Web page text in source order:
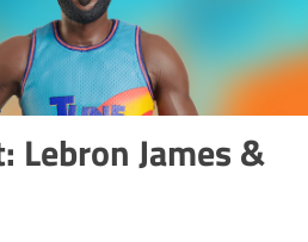
Lebron James &